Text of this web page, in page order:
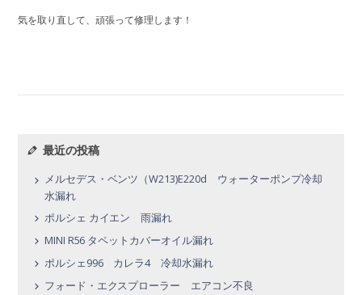
気を取り直して、頑張って修理します！
最近の投稿
メルセデス・ベンツ（W213)E220d ウォーターポンプ冷却
水漏れ
ポルシェ カイエン 雨漏れ
MINI R56 タペットカバーオイル漏れ
ポルシェ996 カレラ4 冷却水漏れ
フォード・エクスプローラー エアコン不良